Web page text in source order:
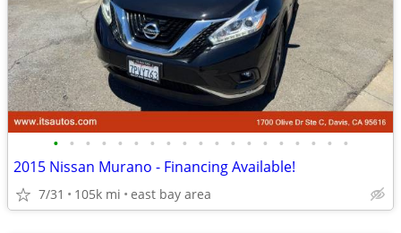
• • • • • • • • • • • • • • • • • • •
2015 Nissan Murano - Financing Available!
7/31 105k mi east bay area